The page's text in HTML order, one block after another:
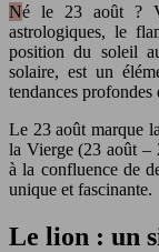
Né le 23 août ? Vous vous sentez tiraillé entre deux signes
astrologiques, le
position du soleil
solaire, est un
tendances
Le 23 août marque
la Vierge (23 août –
à la confluence de
unique et fascinante.
Le lion : un